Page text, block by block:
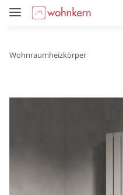
Wohnraumheizkörper